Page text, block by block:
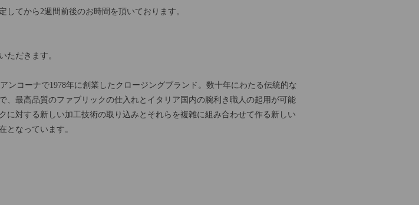
てから2週間前後のお時間を頂いております。
ただきます。
コーナで1978年に創業したクロージングブランド。数十年にわたる伝統的な
最高品質のファブリックの仕入れとイタリア国内の腕利き職人の起用が可能
対する新しい加工技術の取り込みとそれらを複雑に組み合わせて作る新しい
となっています。